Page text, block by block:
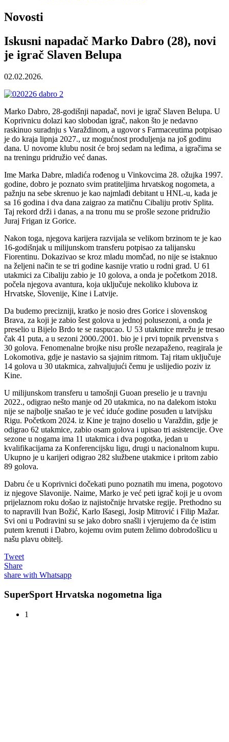
Novosti
Iskusni napadač Marko Dabro (28), novi
je igrač Slaven Belupa
02.02.2026.
Marko Dabro, 28-godišnji napadač, novi je igrač Slaven Belupa. U
Koprivnicu dolazi kao slobodan igrač, nakon što je nedavno
raskinuo suradnju s Varaždinom, a ugovor s Farmaceutima potpisao
je do kraja lipnja 2027., uz mogućnost produljenja na još godinu
dana. U novome klubu nosit će broj sedam na leđima, a igračima se
na treningu pridružio već danas.
Ime Marka Dabre, mladića rođenog u Vinkovcima 28. ožujka 1997.
godine, dobro je poznato svim pratiteljima hrvatskog nogometa, a
pažnju na sebe skrenuo je kao najmlađi debitant u HNL-u, kada je
sa 16 godina i dva dana zaigrao za matičnu Cibaliju protiv Splita.
Taj rekord drži i danas, a na tronu mu se prošle sezone pridružio
Juraj Frigan iz Gorice.
Nakon toga, njegova karijera razvijala se velikom brzinom te je kao
16-godišnjak u milijunskom transferu potpisao za talijansku
Fiorentinu. Dokazivao se kroz mladu momčad, no nije se istaknuo
na željeni način te se tri godine kasnije vratio u rodni grad. U 61
utakmici za Cibaliju zabio je 10 golova, a onda je početkom 2018.
počela njegova avantura, koja uključuje nekoliko klubova iz
Hrvatske, Slovenije, Kine i Latvije.
Da budemo precizniji, kratko je nosio dres Gorice i slovenskog
Brava, za koji je zabio šest golova u jednoj polusezoni, a onda je
preselio u Bijelo Brdo te se raspucao. U 53 utakmice mrežu je tresao
čak 41 puta, a u sezoni 2000./2001. bio je i prvi topnik prvenstva s
30 golova. Fenomenalne brojke nisu prošle nezapaženo, reagirala je
Lokomotiva, gdje je nastavio sa sjajnim ritmom. Taj ritam uključuje
14 golova u 30 utakmica, zahvaljujući čemu je uslijedio poziv iz
Kine.
U milijunskom transferu u tamošnji Guoan preselio je u travnju
2022., odigrao nešto manje od 20 utakmica, no na dalekom istoku
nije se najbolje snašao te je već iduće godine posuđen u latvijsku
Rigu. Početkom 2024. iz Kine je trajno doselio u Varaždin, gdje je
odigrao 62 utakmice, zabio osam golova i upisao tri asistencije. Ove
sezone u nogama ima 11 utakmica i dva pogotka, jedan u
kvalifikacijama za Konferencijsku ligu, drugi u nacionalnom kupu.
Ukupno je u karijeri odigrao 282 službene utakmice i pritom zabio
89 golova.
Dabru će u Koprivnici dočekati puno poznatih mu imena, pogotovo
iz njegove Slavonije. Naime, Marko je već peti igrač koji je u ovom
prijelaznom roku došao iz najistočnije hrvatske regije. Prethodno su
to napravili Ivan Božić, Karlo Išasegi, Josip Mitrović i Filip Mažar.
Svi oni u Podravini su se jako dobro snašli i vjerujemo da će istim
putem krenuti i Dabro, kojemu ovim putem želimo dobrodošlicu u
našu plavu obitelj.
Tweet
Share
share with Whatsapp
SuperSport Hrvatska nogometna liga
1